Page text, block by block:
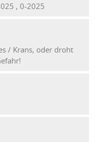
, 0-2025
/ Krans, oder droht